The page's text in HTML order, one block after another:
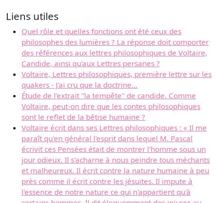
Liens utiles
Quel rôle et quelles fonctions ont été ceux des
philosophes des lumières ? La réponse doit comporter
des références aux lettres philosophiques de Voltaire,
Candide, ainsi qu'aux Lettres persanes ?
Voltaire, Lettres philosophiques, première lettre sur les
quakers - J'ai cru que la doctrine...
Étude de l'extrait "la tempête" de candide. Comme
Voltaire, peut-on dire que les contes philosophiques
sont le reflet de la bêtise humaine ?
Voltaire écrit dans ses Lettres philosophiques : « Il me
paraît qu'en général l'esprit dans lequel M. Pascal
écrivit ces Pensées était de montrer l'homme sous un
jour odieux. Il s'acharne à nous peindre tous méchants
et malheureux. Il écrit contre la nature humaine à peu
près comme il écrit contre les jésuites. Il impute à
l'essence de notre nature ce qui n'appartient qu'à